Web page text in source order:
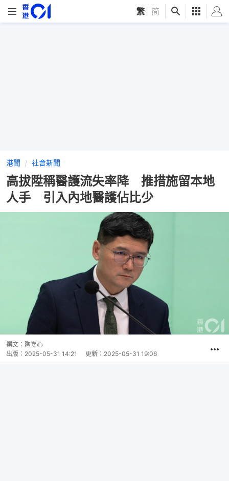
繁 简
港聞 社會新聞
高拔陞稱醫護流失率降 推措施留本地
人手 引入內地醫護佔比少
撰文： 陶嘉心
出版： 2025-05-31 14:21 更新： 2025-05-31 19:06